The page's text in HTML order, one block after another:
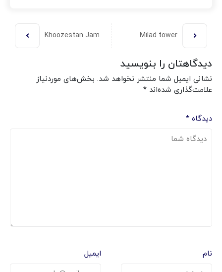
Milad tower
Khoozestan Jam
دیدگاهتان را بنویسید
نشانی ایمیل شما منتشر نخواهد شد. بخش‌های موردنیاز
علامت‌گذاری شده‌اند *
دیدگاه *
نام ایمیل